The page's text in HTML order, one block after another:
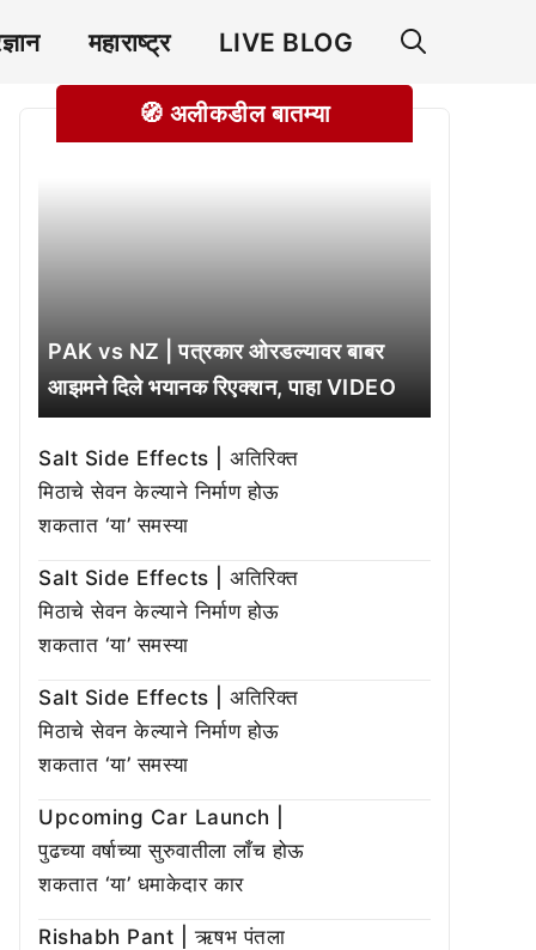
महाराष्ट्र LIVE BLOG
🧭 अलीकडील बातम्या
PAK vs NZ | पत्रकार ओरडल्यावर बाबर
आझमने दिले भयानक रिएक्शन, पाहा VIDEO
Salt Side Effects | अतिरिक्त
मिठाचे सेवन केल्याने निर्माण होऊ
शकतात ‘या’ समस्या
Salt Side Effects | अतिरिक्त
मिठाचे सेवन केल्याने निर्माण होऊ
शकतात ‘या’ समस्या
Salt Side Effects | अतिरिक्त
मिठाचे सेवन केल्याने निर्माण होऊ
शकतात ‘या’ समस्या
Upcoming Car Launch |
पुढच्या वर्षाच्या सुरुवातीला लाँच होऊ
शकतात ‘या’ धमाकेदार कार
Rishabh Pant | ऋषभ पंतला